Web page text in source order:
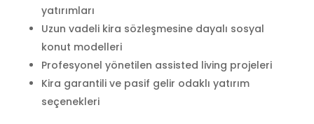
yatırımları
Uzun vadeli kira sözleşmesine dayalı sosyal
konut modelleri
Profesyonel yönetilen assisted living projeleri
Kira garantili ve pasif gelir odaklı yatırım
seçenekleri